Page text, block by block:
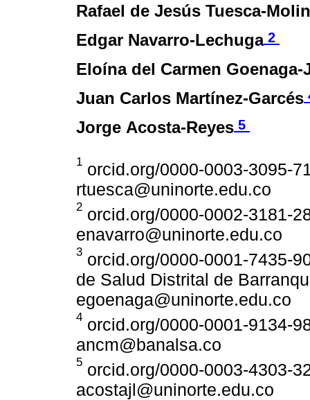
Rafael de Jesús Tuesca-
Edgar Navarro-Lechuga 2
Eloína del Carmen Goenaga-
Juan Carlos Martínez-Garcés
Jorge Acosta-Reyes 5
1 orcid.org/0000-0003-3095-
rtuesca@uninorte.edu.co
2 orcid.org/0000-0002-3181-
enavarro@uninorte.edu.co
3 orcid.org/0000-0001-7435-
de Salud Distrital de
egoenaga@uninorte.edu.co
4 orcid.org/0000-0001-9134-
ancm@banalsa.co
5 orcid.org/0000-0003-4303-
acostajl@uninorte.edu.co